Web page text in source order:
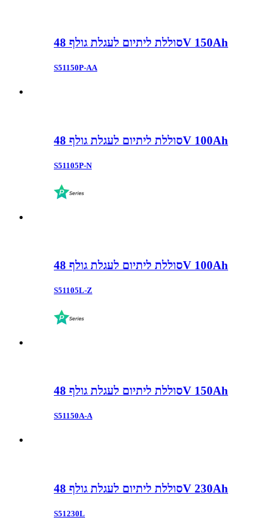
סוללת ליתיום לעגלת גולף 48V 150Ah
S51150P-AA
סוללת ליתיום לעגלת גולף 48V 100Ah
S51105P-N
סוללת ליתיום לעגלת גולף 48V 100Ah
S51105L-Z
סוללת ליתיום לעגלת גולף 48V 150Ah
S51150A-A
סוללת ליתיום לעגלת גולף 48V 230Ah
S51230L